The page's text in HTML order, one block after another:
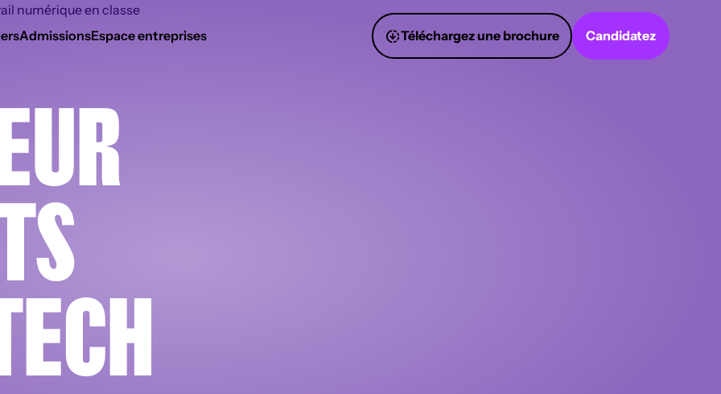
AdmissionsEspace entreprises Téléchargez une brochure Candidatez